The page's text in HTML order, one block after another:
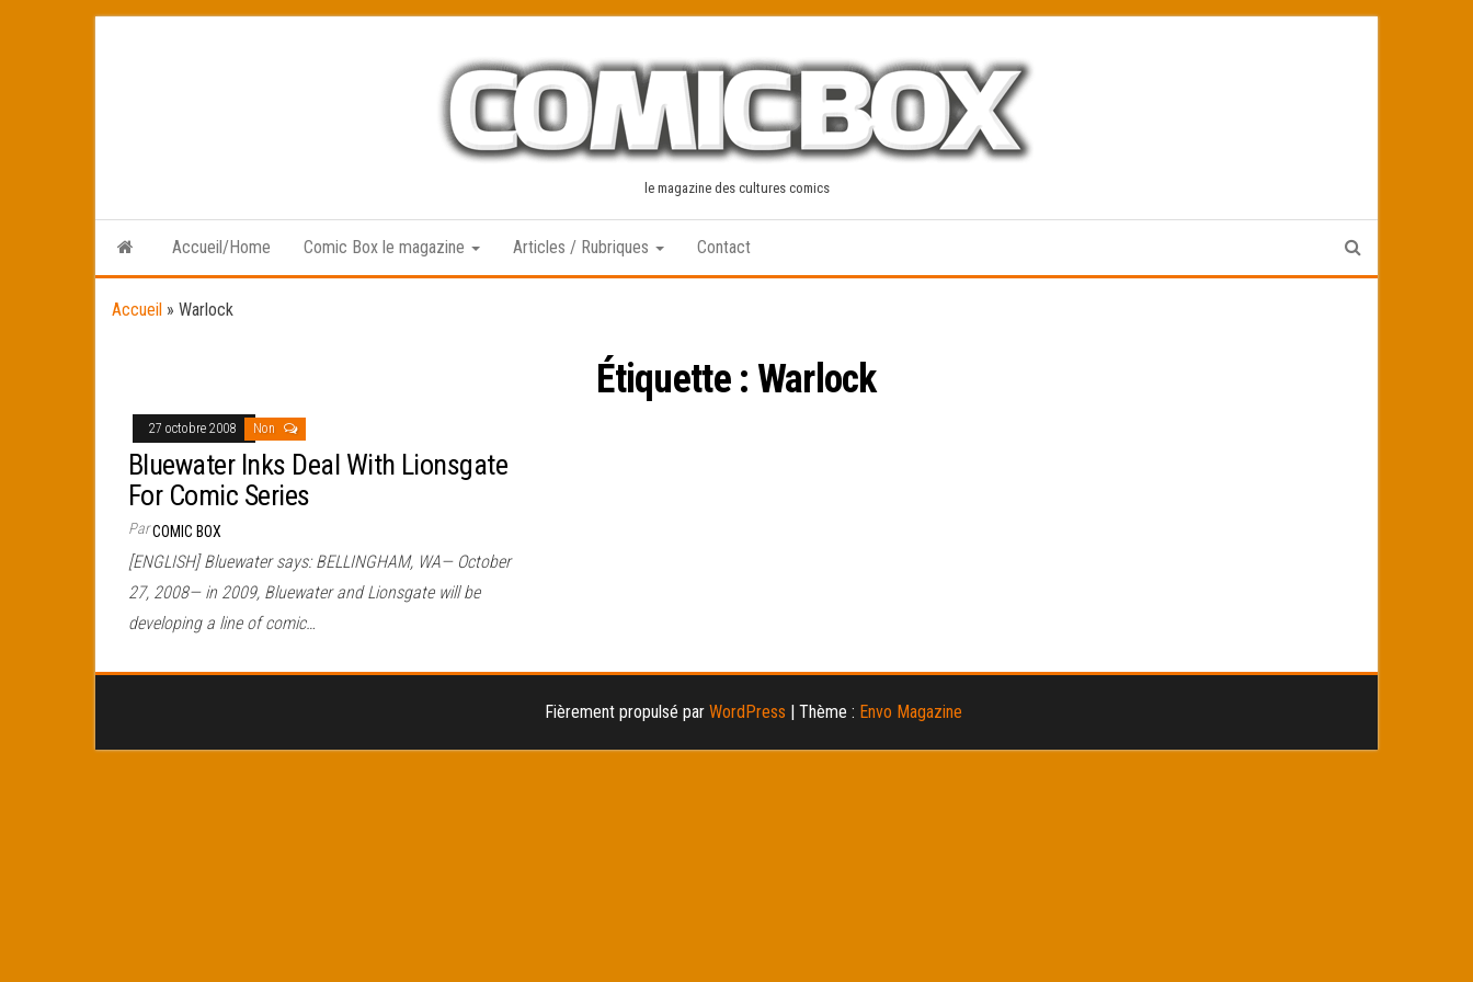
le magazine des cultures comics
Accueil/Home Comic Box le magazine Articles / Rubriques Contact
Accueil » Warlock
Étiquette : Warlock
27 octobre 2008 Non
Bluewater Inks Deal With Lionsgate
For Comic Series
ParCOMIC BOX
[ENGLISH] Bluewater says: BELLINGHAM, WA— October
27, 2008— in 2009, Bluewater and Lionsgate will be
developing a line of comic…
Fièrement propulsé par WordPress | Thème : Envo Magazine